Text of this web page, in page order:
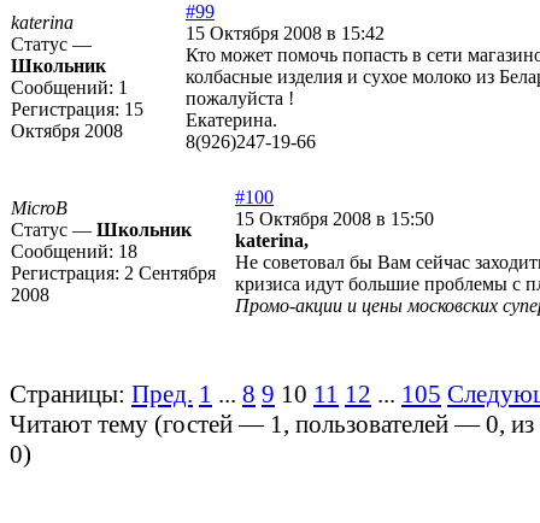
katerina
Статус —
Школьник
Сообщений: 1
Регистрация: 15
Октября 2008
#99
15 Октября 2008 в 15:42
Кто может помочь попасть в сети
колбасные изделия и сухое молоко из
пожалуйста !
Екатерина.
8(926)247-19-66
MicroB
Статус — Школьник
Сообщений: 18
Регистрация: 2 Сентября
2008
#100
15 Октября 2008 в 15:50
katerina,
Не советовал бы Вам сейчас
кризиса идут большие проблемы с
Промо-акции и цены московских
Страницы: Пред. 1 ... 8 9 10 11 12 ... 105
Читают тему (гостей — 1, пользователей —0,
0)